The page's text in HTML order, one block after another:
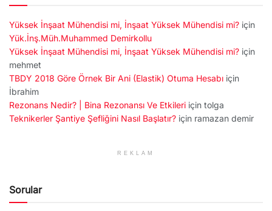
Yüksek İnşaat Mühendisi mi, İnşaat Yüksek Mühendisi mi? için
Yük.İnş.Müh.Muhammed Demirkollu
Yüksek İnşaat Mühendisi mi, İnşaat Yüksek Mühendisi mi? için
mehmet
TBDY 2018 Göre Örnek Bir Ani (Elastik) Otuma Hesabı için
İbrahim
Rezonans Nedir? | Bina Rezonansı Ve Etkileri için tolga
Teknikerler Şantiye Şefliğini Nasıl Başlatır? için ramazan demir
REKLAM
Sorular